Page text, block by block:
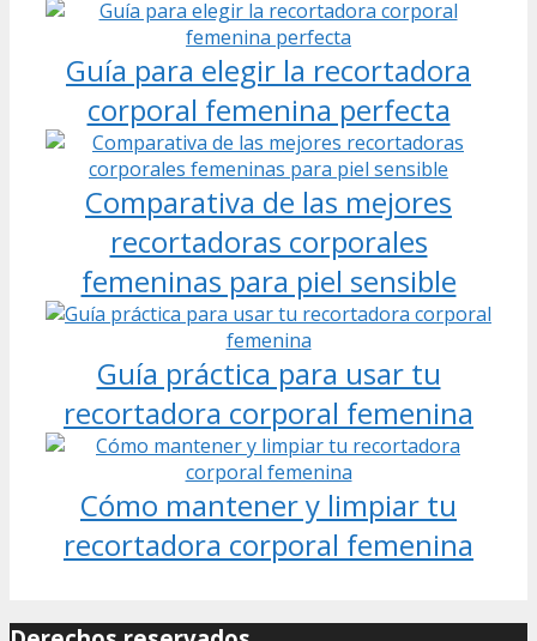
Guía para elegir la recortadora
corporal femenina perfecta
Comparativa de las mejores
recortadoras corporales
femeninas para piel sensible
Guía práctica para usar tu
recortadora corporal femenina
Cómo mantener y limpiar tu
recortadora corporal femenina